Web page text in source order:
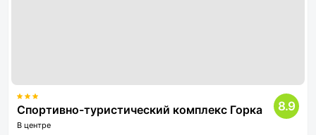
Спортивно-туристический комплекс Горка
В центре
8.9